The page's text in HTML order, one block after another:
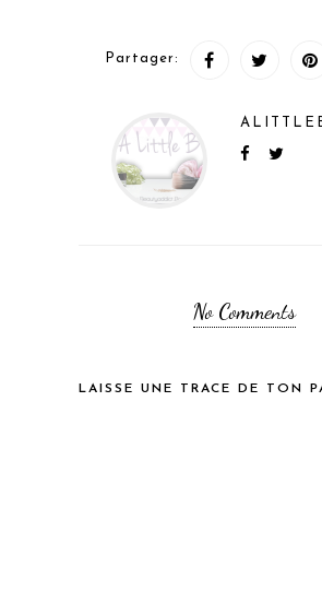
Partager:
No Comments
LAISSE UNE TRACE DE TON